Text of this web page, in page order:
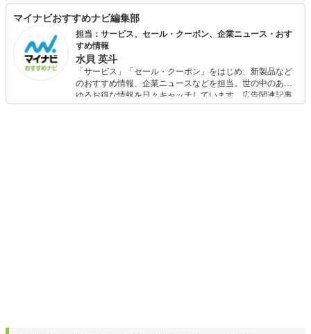
マイナビおすすめナビ編集部
担当：サービス、セール・クーポン、企業ニュース・おす
すめ情報
水貝 英斗
「サービス」「セール・クーポン」をはじめ、新製品など
のおすすめ情報、企業ニュースなどを担当。世の中のあら
ゆるお得な情報を日々キャッチしています。広告関連記事
の制作にも携わり、SEOの知見を活かし商品販促のプラン